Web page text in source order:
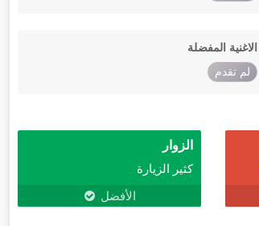
الاغنية المفضلة
لم تقدم
الزوار
كثير الزيارة
الأفضل